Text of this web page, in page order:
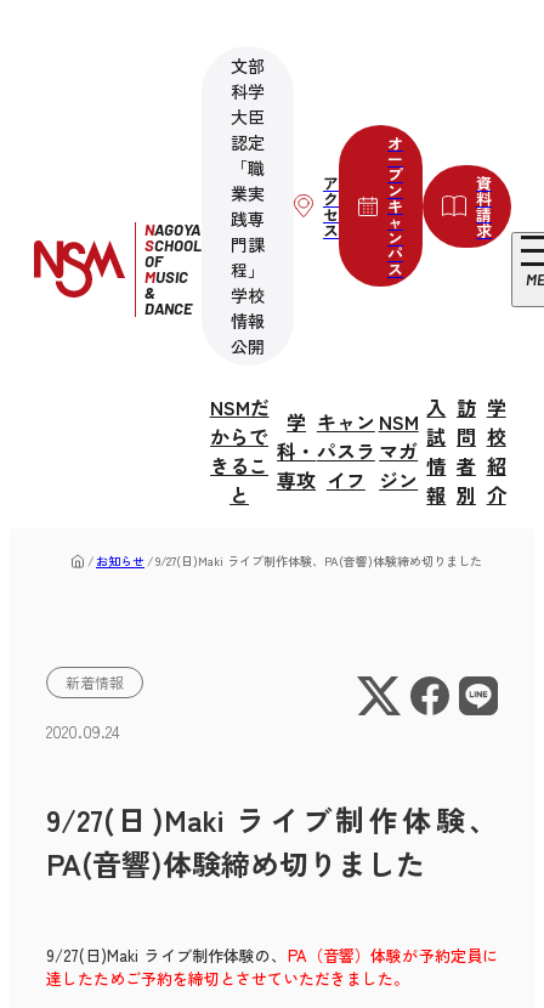
NAGOYA
SCHOOL
OF
MUSIC
&
DANCE
文部
科学
大臣
認定
「職
業実
践専
門課
程」
学校
情報
公開
ア
ク
セ
ス
オ
ー
プ
ン
キ
ャ
ン
パ
ス
資
料
請
求
NSMだ
からで
きるこ
と
学
科・
専攻
キャン
パスラ
イフ
NSM
マガ
ジン
入
試
情
報
訪
問
者
別
学
校
紹
介
お知らせ 9/27(日)Maki ライブ制作体験、PA(音響)体験締め切りました
新着情報
2020.09.24
9/27(日)Maki ライブ制作体験、
PA(音響)体験締め切りました
9/27(日)Maki ライブ制作体験の、 PA（音響）体験が予約定員に
達したためご予約を締切とさせていただきました。